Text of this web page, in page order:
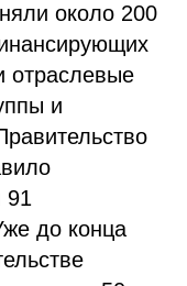
около 200
отраслевые
и
91
до конца